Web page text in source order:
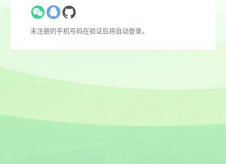
未注册的手机号码在验证后将自动登录。